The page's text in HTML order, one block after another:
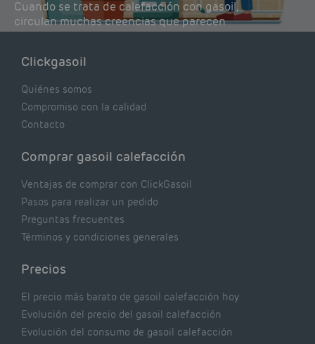
Cuando se trata de calefacción con gasoil,
circulan muchas creencias que parecen
lógicas pero que, en realidad, pueden estar
de tu caldera. Pocas se contrastan con lo que
Clickgasoil
Quiénes somos
Compromiso con la calidad
Contacto
Comprar gasoil calefacción
Ventajas de comprar con ClickGasoil
Pasos para realizar un pedido
Preguntas frecuentes
Términos y condiciones generales
Precios
El precio más barato de gasoil calefacción hoy
Evolución del precio del gasoil calefacción
Evolución del consumo de gasoil calefacción